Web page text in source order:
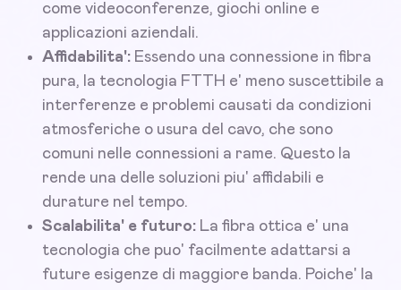
come videoconferenze, giochi online e
applicazioni aziendali.
Affidabilita': Essendo una connessione in fibra
pura, la tecnologia FTTH e' meno suscettibile a
interferenze e problemi causati da condizioni
atmosferiche o usura del cavo, che sono
comuni nelle connessioni a rame. Questo la
rende una delle soluzioni piu' affidabili e
durature nel tempo.
Scalabilita' e futuro: La fibra ottica e' una
tecnologia che puo' facilmente adattarsi a
future esigenze di maggiore banda. Poiche' la